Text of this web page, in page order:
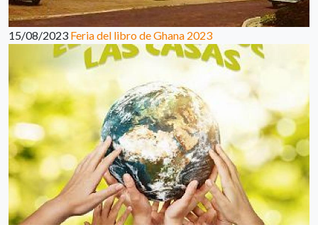
15/08/2023 Feria del libro de Ghana 2023